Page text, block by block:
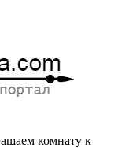
комнату к